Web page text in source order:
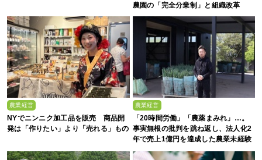
農園の「完全分業制」と組織改革
農業経営
NYでニンニク加工品を販売 商品開
発は「作りたい」より「売れる」もの
農業経営
「20時間労働」「農薬まみれ」…。
事実無根の批判を跳ね返し、法人化2
年で売上1億円を達成した農業未経験
の若者たち